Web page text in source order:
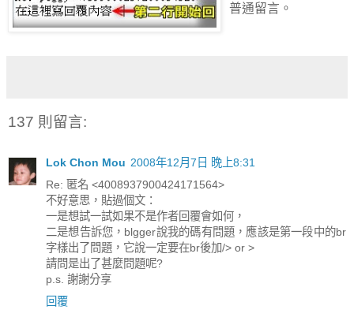
普通留言。
137 則留言:
Lok Chon Mou 2008年12月7日 晚上8:31
Re: 匿名 <4008937900424171564>
不好意思，貼過個文：
一是想試一試如果不是作者回覆會如何，
二是想告訴您，blgger說我的碼有問題，應該是第一段中的br
字樣出了問題，它說一定要在br後加/> or >
請問是出了甚麼問題呢?
p.s. 謝謝分享
回覆